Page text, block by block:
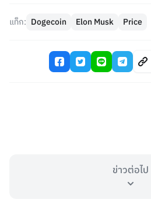
แท็ก: Dogecoin Elon Musk Price
ข่าวต่อไป